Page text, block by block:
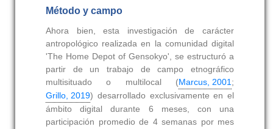
Método y campo
Ahora bien, esta investigación de carácter
antropológico realizada en la comunidad digital
'The Home Depot of Gensokyo', se estructuró a
partir de un trabajo de campo etnográfico
multisituado o multilocal (Marcus, 2001;
Grillo, 2019) desarrollado exclusivamente en el
ámbito digital durante 6 meses, con una
participación promedio de 4 semanas por mes